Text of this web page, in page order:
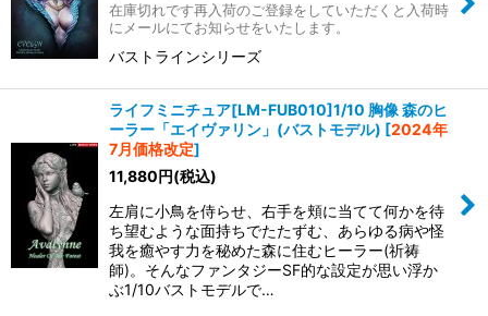
在庫切れです再入荷のご登録をしていただくと入荷時
にメールにてお知らせをいたします。
バストラインシリーズ
ライフミニチュア[LM-FUB010]1/10 胸像 森のヒ
ーラー「エイヴァリン」(バストモデル) [2024年
7月価格改定]
11,880円(税込)
左肩に小鳥を侍らせ、右手を頬に当てて何かを待
ち望むような面持ちでたたずむ、あらゆる病や怪
我を癒やす力を秘めた森に住むヒーラー(祈祷
師)。そんなファンタジーSF的な設定が思い浮か
ぶ1/10バストモデルで…